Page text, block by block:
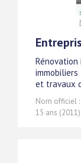
immobiliers
et travaux
Nom officiel :
15 ans (2011).